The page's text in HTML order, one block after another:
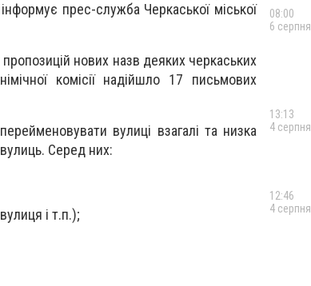
прес-служба Черкаської міської
нових назв деяких черкаських
комісії надійшло 17 письмових
вулиці взагалі та низка
Серед них:
і т.п.);
08:00
6 серпня
13:13
4 серпня
12:46
4 серпня